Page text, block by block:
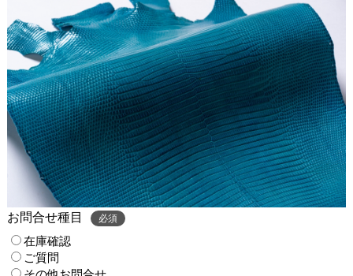
お問合せ種目 必須
在庫確認
ご質問